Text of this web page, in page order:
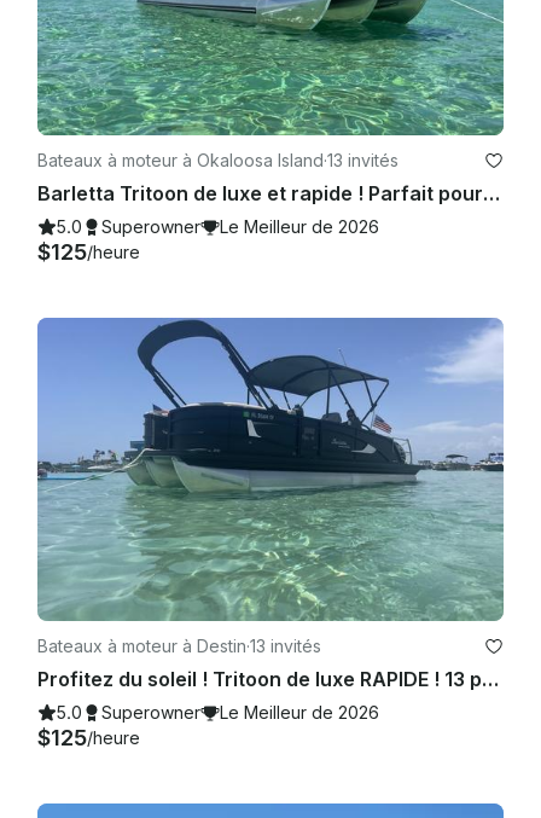
Bateaux à moteur à Okaloosa Island·13 invités
Barletta Tritoon de luxe et rapide ! Parfait pour Destin ! 13 passagers, commodités gratuites !
5.0 Superowner Le Meilleur de 2026
$125/heure
Bateaux à moteur à Destin·13 invités
Profitez du soleil ! Tritoon de luxe RAPIDE ! 13 personnes, commodités gratuites !
5.0 Superowner Le Meilleur de 2026
$125/heure